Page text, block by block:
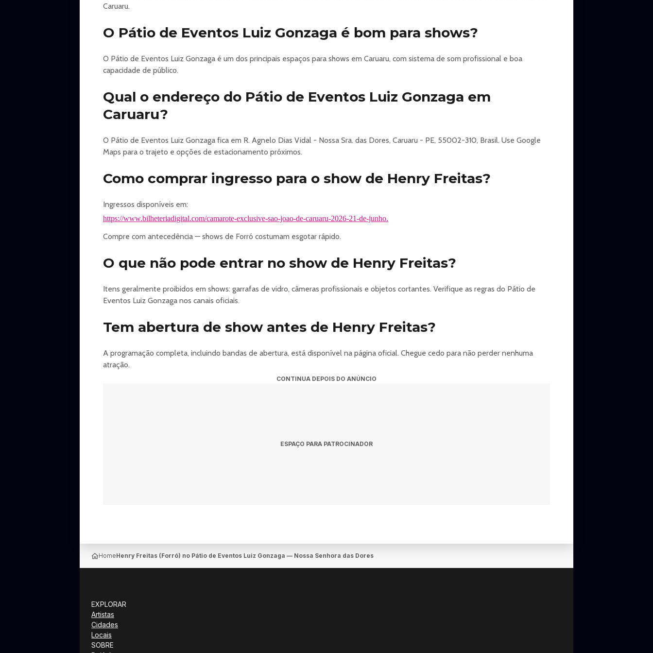
· Não nos responsabilizamos por ingressos comprados a terceiros, ou seja, use sempre os canais oficias do evento.
· Não compre ingressos a CAMBISTAS.
· Não dobre o ingresso e proteja o código de barra. Guarde em um local seco e seguro.
Os valores dos ingressos nos pontos de venda físicos podem variar de acordo com a forma de pagamento. Lei: Lei 13.455/2017
https://www.bilheteriadigital.com/camarote-exclusive-sao-joao-de-caruaru-2026-21-de-junho
Caruaru.
O Pátio de Eventos Luiz Gonzaga é bom para shows?
O Pátio de Eventos Luiz Gonzaga é um dos principais espaços para shows em Caruaru, com sistema de som profissional e boa
capacidade de público.
Qual o endereço do Pátio de Eventos Luiz Gonzaga em
Caruaru?
O Pátio de Eventos Luiz Gonzaga fica em R. Agnelo Dias Vidal - Nossa Sra. das Dores, Caruaru - PE, 55002-310, Brasil. Use Google
Maps para o trajeto e opções de estacionamento próximos.
Como comprar ingresso para o show de Henry Freitas?
Ingressos disponíveis em:
https://www.bilheteriadigital.com/camarote-exclusive-sao-joao-de-caruaru-2026-21-de-junho.
Compre com antecedência — shows de Forró costumam esgotar rápido.
O que não pode entrar no show de Henry Freitas?
Itens geralmente proibidos em shows: garrafas de vidro, câmeras profissionais e objetos cortantes. Verifique as regras do Pátio de
Eventos Luiz Gonzaga nos canais oficiais.
Tem abertura de show antes de Henry Freitas?
A programação completa, incluindo bandas de abertura, está disponível na página oficial. Chegue cedo para não perder nenhuma
atração.
CONTINUA DEPOIS DO ANÚNCIO
ESPAÇO PARA PATROCINADOR
HomeHenry Freitas (Forró) no Pátio de Eventos Luiz Gonzaga — Nossa Senhora das Dores
EXPLORAR
Artistas
Cidades
Locais
SOBRE